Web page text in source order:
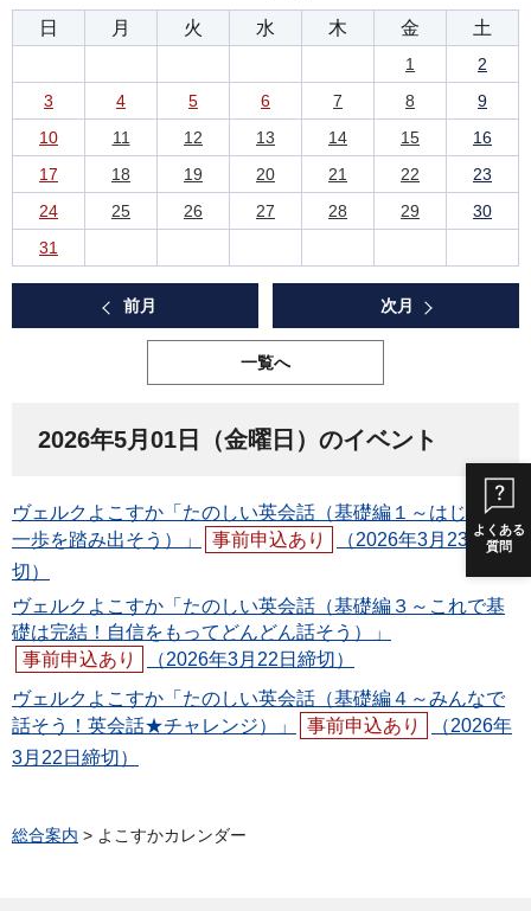
よくある
質問
日 月 火 水 木 金 土
1
2
3
4 5 6 7 8
9
10
11 12 13 14 15
16
17
18 19 20 21 22
23
24
25 26 27 28 29
30
31
前月 次月
一覧へ
2026年5月01日（金曜日）のイベント
ヴェルクよこすか「たのしい英会話（基礎編１～はじめの
一歩を踏み出そう）」
事前申込あり
（2026年3月23日締
切）
ヴェルクよこすか「たのしい英会話（基礎編３～これで基
礎は完結！自信をもってどんどん話そう）」
事前申込あり
（2026年3月22日締切）
ヴェルクよこすか「たのしい英会話（基礎編４～みんなで
話そう！英会話★チャレンジ）」
事前申込あり
（2026年
3月22日締切）
総合案内 > よこすかカレンダー